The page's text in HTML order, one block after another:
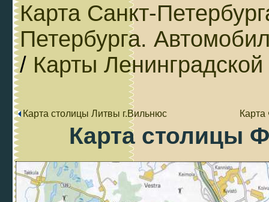
Карта Санкт-
Петербурга.
/ Карты
Карта столицы Литвы г.Вильнюс
Карта столицы